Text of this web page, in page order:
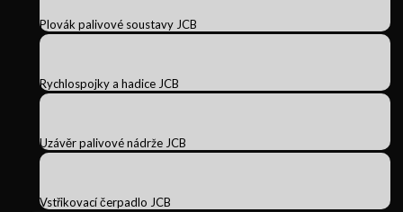
Plovák palivové soustavy JCB
Rychlospojky a hadice JCB
Uzávěr palivové nádrže JCB
Vstřikovací čerpadlo JCB